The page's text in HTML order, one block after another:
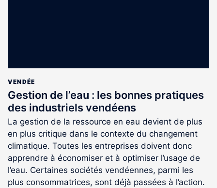
VENDÉE
Gestion de l’eau : les bonnes pratiques
des industriels vendéens
La gestion de la ressource en eau devient de plus
en plus critique dans le contexte du changement
climatique. Toutes les entreprises doivent donc
apprendre à économiser et à optimiser l’usage de
l’eau. Certaines sociétés vendéennes, parmi les
plus consommatrices, sont déjà passées à l’action.